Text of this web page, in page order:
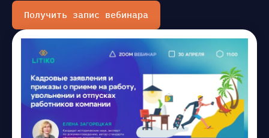
Получить запис вебинара